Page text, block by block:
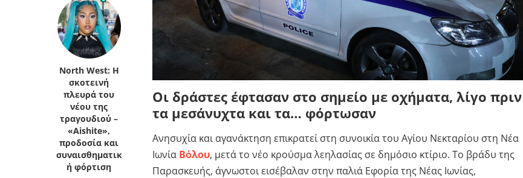
North West: Η
σκοτεινή
πλευρά του
νέου της
τραγουδιού –
«Aishite»,
προδοσία και
συναισθηματικ
ή φόρτιση
Οι δράστες έφτασαν στο σημείο με οχήματα, λίγο πριν
τα μεσάνυχτα και τα… φόρτωσαν
Ανησυχία και αγανάκτηση επικρατεί στη συνοικία του Αγίου Νεκταρίου στη Νέα
Ιωνία Βόλου, μετά το νέο κρούσμα λεηλασίας σε δημόσιο κτίριο. Το βράδυ της
Παρασκευής, άγνωστοι εισέβαλαν στην παλιά Εφορία της Νέας Ιωνίας,